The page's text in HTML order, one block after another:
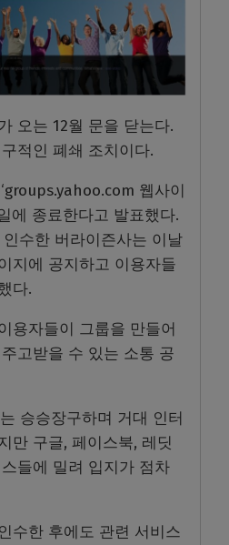
오는 12월 문을 닫는다.
적인 폐쇄 조치이다.
웹사이
에 종료한다고 발표했다.
수한 버라이즌사는 이날
지에 공지하고 이용자들
다.
용자들이 그룹을 만들어
고받을 수 있는 소통 공
승승장구하며 거대 인터
만 구글, 페이스북, 레딧
들에 밀려 입지가 점차
수한 후에도 관련 서비스